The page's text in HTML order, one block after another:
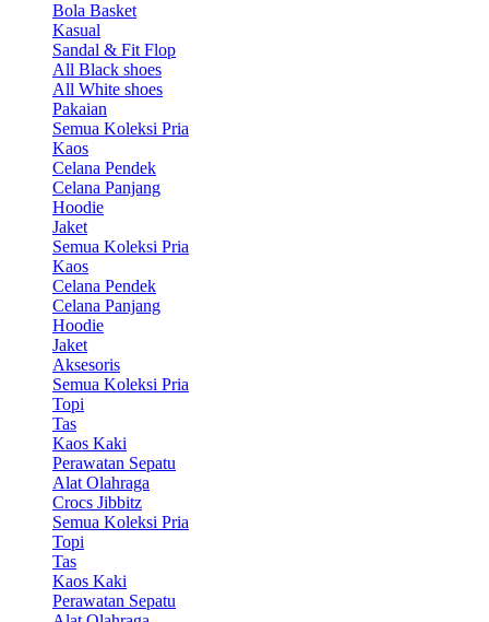
Bola Basket
Kasual
Sandal & Fit Flop
All Black shoes
All White shoes
Pakaian
Semua Koleksi Pria
Kaos
Celana Pendek
Celana Panjang
Hoodie
Jaket
Semua Koleksi Pria
Kaos
Celana Pendek
Celana Panjang
Hoodie
Jaket
Aksesoris
Semua Koleksi Pria
Topi
Tas
Kaos Kaki
Perawatan Sepatu
Alat Olahraga
Crocs Jibbitz
Semua Koleksi Pria
Topi
Tas
Kaos Kaki
Perawatan Sepatu